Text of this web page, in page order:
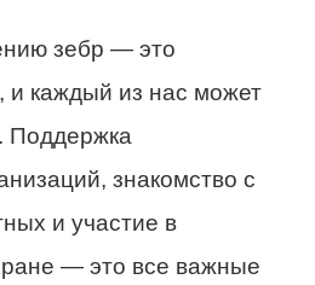
зебр — это
и каждый из нас может
Поддержка
знакомство с
и участие в
— это все важные